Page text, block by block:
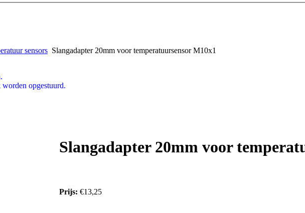
sensors Slangadapter 20mm voor temperatuursensor M10x1
opgestuurd.
Slangadapter 20mm voor
Prijs: €13,25